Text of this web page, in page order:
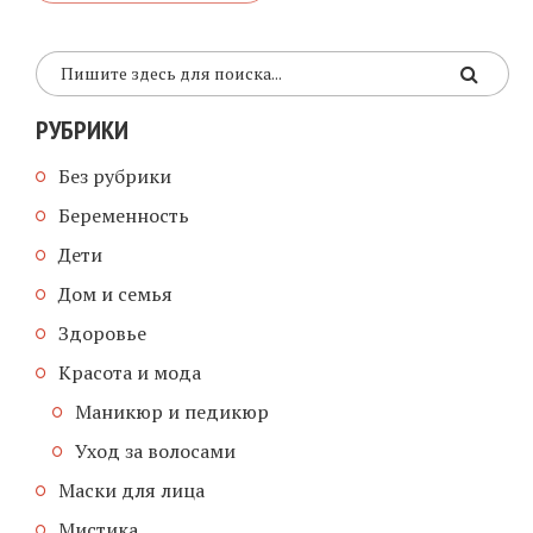
РУБРИКИ
Без рубрики
Беременность
Дети
Дом и семья
Здоровье
Красота и мода
Маникюр и педикюр
Уход за волосами
Маски для лица